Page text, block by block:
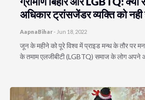
अधिकार ट्रांसजेंडर व्यक्ति को नही
AapnaBihar- Jun 18, 2022
जून के महीने को पूरे विश्व में प्राइड मन्थ के तौर पर
के तमाम एलजीबीटी (LGBTQ) समाज के लोग अपने